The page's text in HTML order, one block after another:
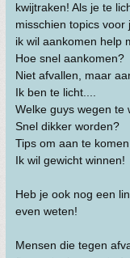
kwijtraken! Als je te
misschien topics voor
ik wil aankomen help
Hoe snel aankomen?
Niet afvallen, maar
Ik ben te licht....
Welke guys wegen te
Snel dikker worden?
Tips om aan te komen
Ik wil gewicht winnen!
Heb je ook nog een
even weten!
Mensen die tegen